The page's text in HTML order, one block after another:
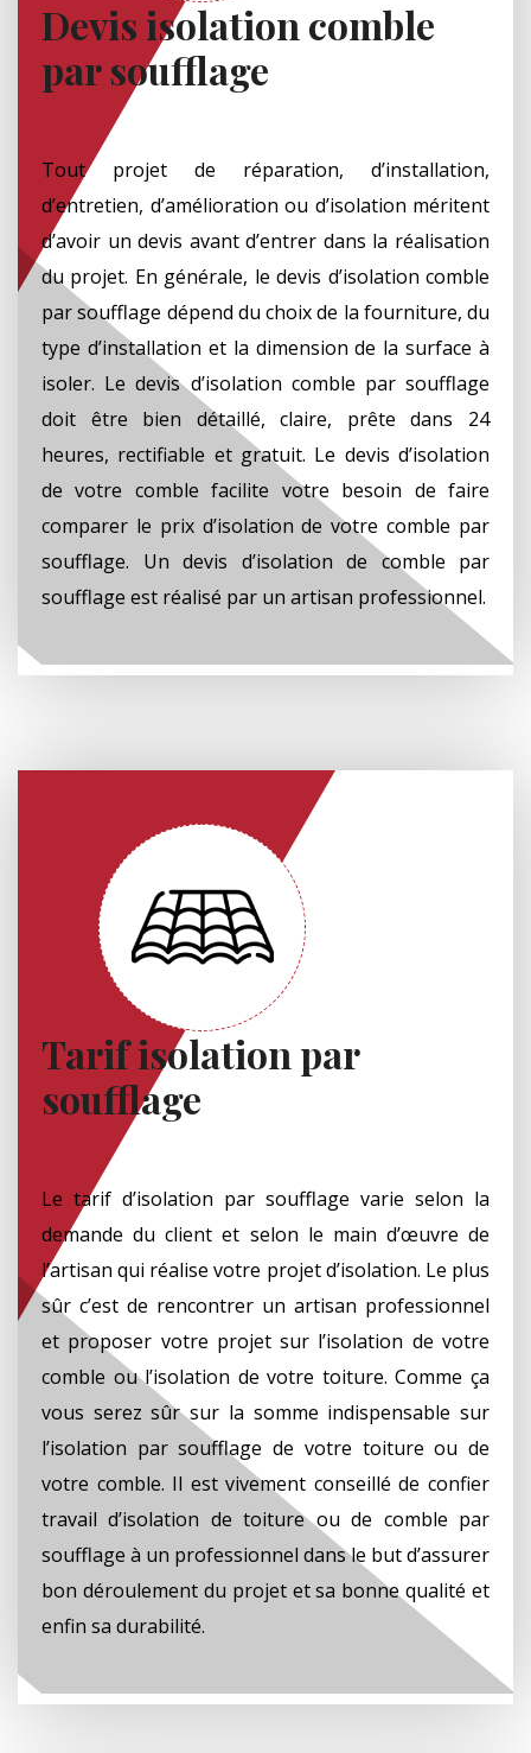
Devis isolation comble
par soufflage
Tout projet de réparation, d’installation,
d’entretien, d’amélioration ou d’isolation méritent
d’avoir un devis avant d’entrer dans la réalisation
du projet. En générale, le devis d’isolation comble
par soufflage dépend du choix de la fourniture, du
type d’installation et la dimension de la surface à
isoler. Le devis d’isolation comble par soufflage
doit être bien détaillé, claire, prête dans 24
heures, rectifiable et gratuit. Le devis d’isolation
de votre comble facilite votre besoin de faire
comparer le prix d’isolation de votre comble par
soufflage. Un devis d’isolation de comble par
soufflage est réalisé par un artisan professionnel.
Tarif isolation par
soufflage
Le tarif d’isolation par soufflage varie selon la
demande du client et selon le main d’œuvre de
l’artisan qui réalise votre projet d’isolation. Le plus
sûr c’est de rencontrer un artisan professionnel
et proposer votre projet sur l’isolation de votre
comble ou l’isolation de votre toiture. Comme ça
vous serez sûr sur la somme indispensable sur
l’isolation par soufflage de votre toiture ou de
votre comble. Il est vivement conseillé de confier
travail d’isolation de toiture ou de comble par
soufflage à un professionnel dans le but d’assurer
bon déroulement du projet et sa bonne qualité et
enfin sa durabilité.